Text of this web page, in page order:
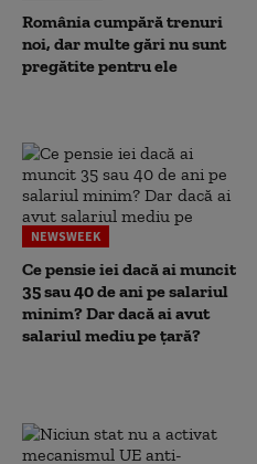
România cumpără trenuri
noi, dar multe gări nu sunt
pregătite pentru ele
NEWSWEEK
Ce pensie iei dacă ai muncit
35 sau 40 de ani pe salariul
minim? Dar dacă ai avut
salariul mediu pe țară?